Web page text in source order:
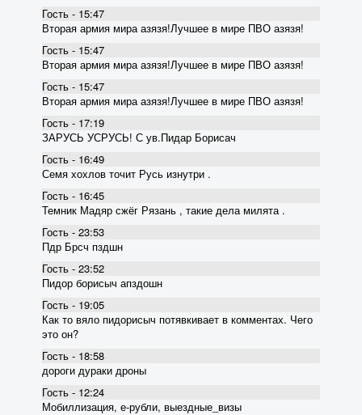
Гость - 15:47
Вторая армия мира азязя!Лучшее в мире ПВО азязя!
Гость - 15:47
Вторая армия мира азязя!Лучшее в мире ПВО азязя!
Гость - 15:47
Вторая армия мира азязя!Лучшее в мире ПВО азязя!
Гость - 17:19
ЗАРУСЬ УСРУСЬ! С ув.Пидар Борисач
Гость - 16:49
Семя хохлов точит Русь изнутри .
Гость - 16:45
Темник Мадяр сжёг Рязань , такие дела милята .
Гость - 23:53
Пдр Брсч пздшн
Гость - 23:52
Пидор борисыч апздошн
Гость - 19:05
Как то вяло пидорисыч потявкивает в комментах. Чего
это он?
Гость - 18:58
дороги дураки дроны
Гость - 12:24
Мобиллизация, е-рубли, выездные_визы